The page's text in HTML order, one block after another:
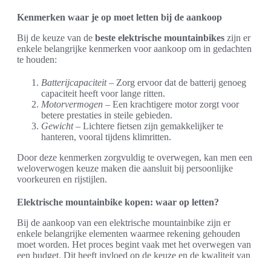
Kenmerken waar je op moet letten bij de aankoop
Bij de keuze van de beste elektrische mountainbikes zijn er
enkele belangrijke kenmerken voor aankoop om in gedachten
te houden:
Batterijcapaciteit– Zorg ervoor dat de batterij genoeg
capaciteit heeft voor lange ritten.
Motorvermogen – Een krachtigere motor zorgt voor
betere prestaties in steile gebieden.
Gewicht– Lichtere fietsen zijn gemakkelijker te
hanteren, vooral tijdens klimritten.
Door deze kenmerken zorgvuldig te overwegen, kan men een
weloverwogen keuze maken die aansluit bij persoonlijke
voorkeuren en rijstijlen.
Elektrische mountainbike kopen: waar op letten?
Bij de aankoop van een elektrische mountainbike zijn er
enkele belangrijke elementen waarmee rekening gehouden
moet worden. Het proces begint vaak met het overwegen van
een budget. Dit heeft invloed op de keuze en de kwaliteit van